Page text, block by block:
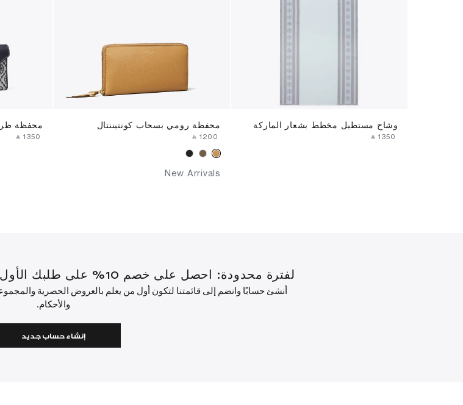
وشاح مستطيل مخطط بشعار الماركة
‎ ⃁ ⁦1350⁩ ‎
محفظة رومي بسحاب كونتيننتال
‎ ⃁ ⁦1200⁩ ‎
New Arrivals
محفظة
‎ ⃁ ⁦1350⁩ ‎
لفترة محدودة: احصل على خصم 10% على طلبك الأول بقيمة 1000 درهم إماراتي أو أكثر.
أنشئ حسابًا وانضم إلى قائمتنا لتكون أول من يعلم بالعروض الحصرية
والأحكام.
إنشاء حساب جديد